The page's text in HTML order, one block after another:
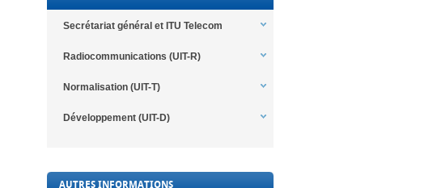
Secrétariat général et ITU Telecom
Radiocommunications (UIT-R)
Normalisation (UIT-T)
Développement (UIT-D)
AUTRES INFORMATIONS